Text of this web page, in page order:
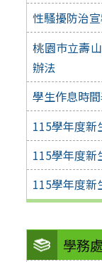
性騷擾防治
桃園巿立壽
辦法
學生作息時
115學年度新
115學年度新
115學年度新
學務處